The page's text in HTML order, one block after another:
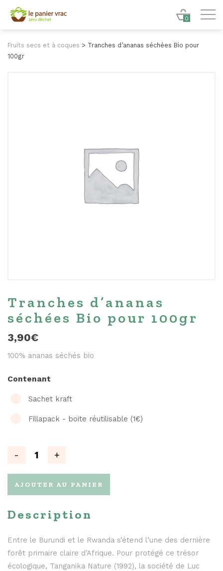
0
Fruits secs et à coques > Tranches d’ananas séchées Bio pour
100gr
Tranches d’ananas
séchées Bio pour 100gr
3,90€
100% ananas séchés bio
Contenant
Sachet kraft
Fillapack - boite réutilisable (1€)
AJOUTER AU PANIER
Description
Entre le Burundi et le Rwanda s’étend l’une des dernière
forêt primaire claire d’Afrique. Pour protégé ce trésor
écologique, Tanganika Nature (1992), la société de Luc